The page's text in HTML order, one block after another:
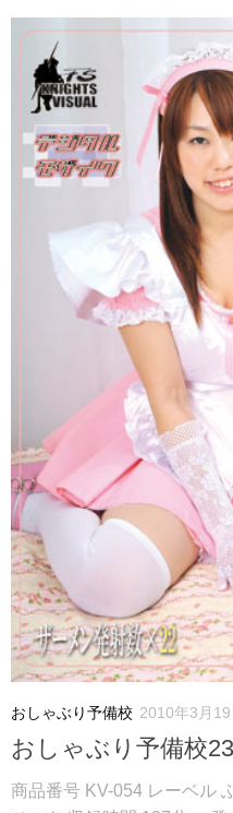
おしゃぶり予備校 2010年3月19
おしゃぶり予備校
商品番号 KV-054 レーベル